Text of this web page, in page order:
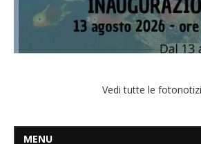
Vedi tutte le
MENU